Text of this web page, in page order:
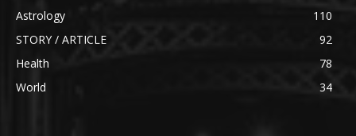
Astrology
110
STORY / ARTICLE
92
Health
78
World
34